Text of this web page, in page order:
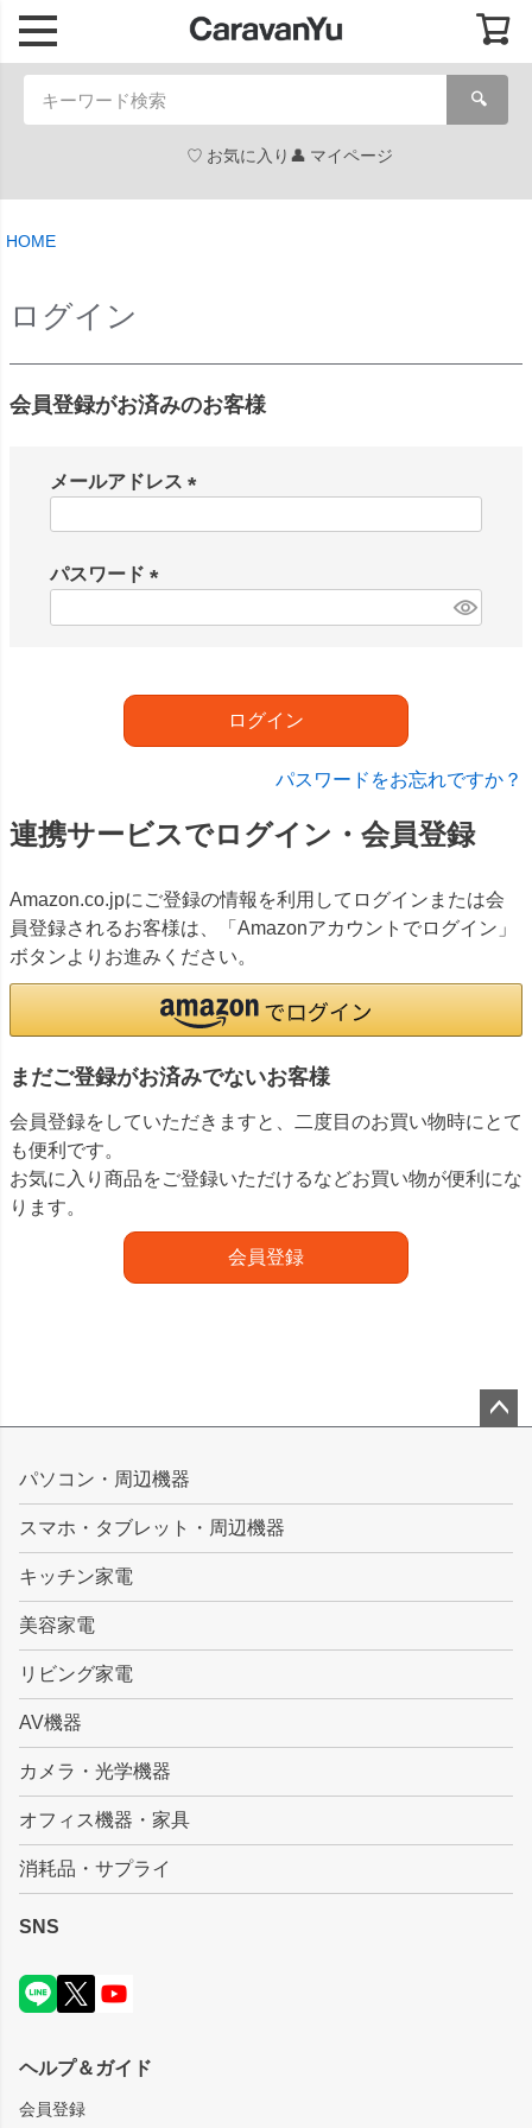
🔍
お気に入り マイページ
HOME
ログイン
会員登録がお済みのお客様
メールアドレス
パスワード
)
ログイン
パスワードをお忘れですか？
連携サービスでログイン・会員登録
Amazon.co.jpにご登録の情報を利用してログインまたは会
員登録されるお客様は、「Amazonアカウントでログイン」
ボタンよりお進みください。
まだご登録がお済みでないお客様
会員登録をしていただきますと、二度目のお買い物時にとて
も便利です。
お気に入り商品をご登録いただけるなどお買い物が便利にな
ります。
会員登録
ップ
パソコン・周辺機器
スマホ・タブレット・周辺機器
キッチン家電
美容家電
リビング家電
AV機器
カメラ・光学機器
オフィス機器・家具
消耗品・サプライ
SNS
ヘルプ＆ガイド
会員登録